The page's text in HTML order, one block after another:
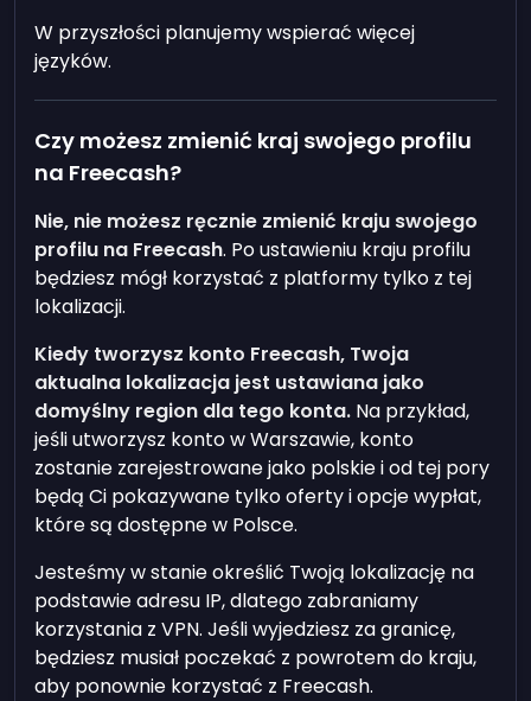
W przyszłości planujemy wspierać więcej
języków.
Czy możesz zmienić kraj swojego profilu
na Freecash?
Nie, nie możesz ręcznie zmienić kraju swojego
profilu na Freecash. Po ustawieniu kraju profilu
będziesz mógł korzystać z platformy tylko z tej
lokalizacji.
Kiedy tworzysz konto Freecash, Twoja
aktualna lokalizacja jest ustawiana jako
domyślny region dla tego konta. Na przykład,
jeśli utworzysz konto w Warszawie, konto
zostanie zarejestrowane jako polskie i od tej pory
będą Ci pokazywane tylko oferty i opcje wypłat,
które są dostępne w Polsce.
Jesteśmy w stanie określić Twoją lokalizację na
podstawie adresu IP, dlatego zabraniamy
korzystania z VPN. Jeśli wyjedziesz za granicę,
będziesz musiał poczekać z powrotem do kraju,
aby ponownie korzystać z Freecash.